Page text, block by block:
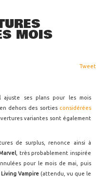
MOIS
Tweet
ajuste ses plans pour les mois
dehors des sorties considérées
variantes sont également
de surplus, renonce ainsi à
, très probablement inspirée
pour le mois de mai, puis
Vampire (attendu, vu que le